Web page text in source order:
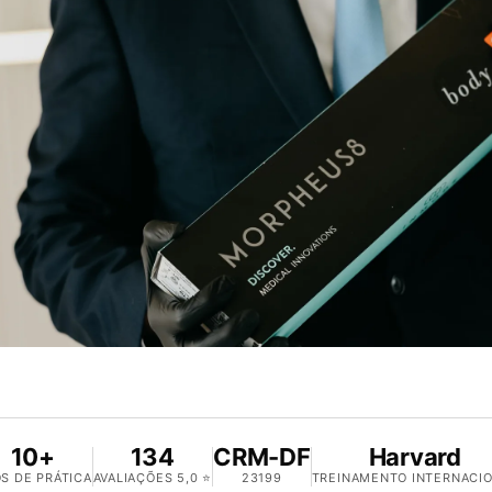
10+
DE PRÁTICA
134
AVALIAÇÕES 5,0 ⭐
CRM-DF
23199
Harvard
TREINAMENTO